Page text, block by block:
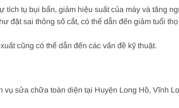
tích tụ bụi bẩn, giảm hiệu suất của máy và tăng
đặt sai thông số cắt, có thể dẫn đến giảm tuổi
cũng có thể dẫn đến các vấn đề kỹ thuật.
sửa chữa toàn diện tại Huyện Long Hồ, Vĩnh